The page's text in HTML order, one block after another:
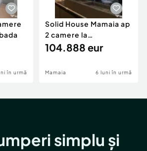
în urmă
Solid House Mamaia ap
2 camere la
cheie,langa Mega
104.888 eur
Mamaia 6 luni în urmă
simplu și